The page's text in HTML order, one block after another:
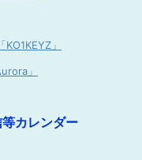
」
」
カレンダー